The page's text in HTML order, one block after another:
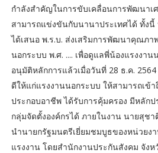
กำลังสำคัญในการขับเคลื่อนการพัฒนาเ
สามารถแข่งขันกับนานาประเทศได้ ทั้งนี้
ได้เสนอ พ.ร.บ. ส่งเสริมการพัฒนาคุณภา
นอกระบบ พ.ศ. .... เพื่อดูแลพี่น้องแรงงา
อนุมัติหลักการแล้วเมื่อวันที่ 28 ธ.ค.
ดีให้แก่แรงงานนอกระบบ ให้สามารถเข้
ประกอบอาชีพ ได้รับการคุ้มครอง มีหลัก
กลุ่มจัดตั้งองค์กรได้ ภายในงาน นายสุช
นำนายกรัฐมนตรีเยี่ยมชมบูธของหน่วยง
แรงงาน โดยสำนักงานประกันสังคม จัง